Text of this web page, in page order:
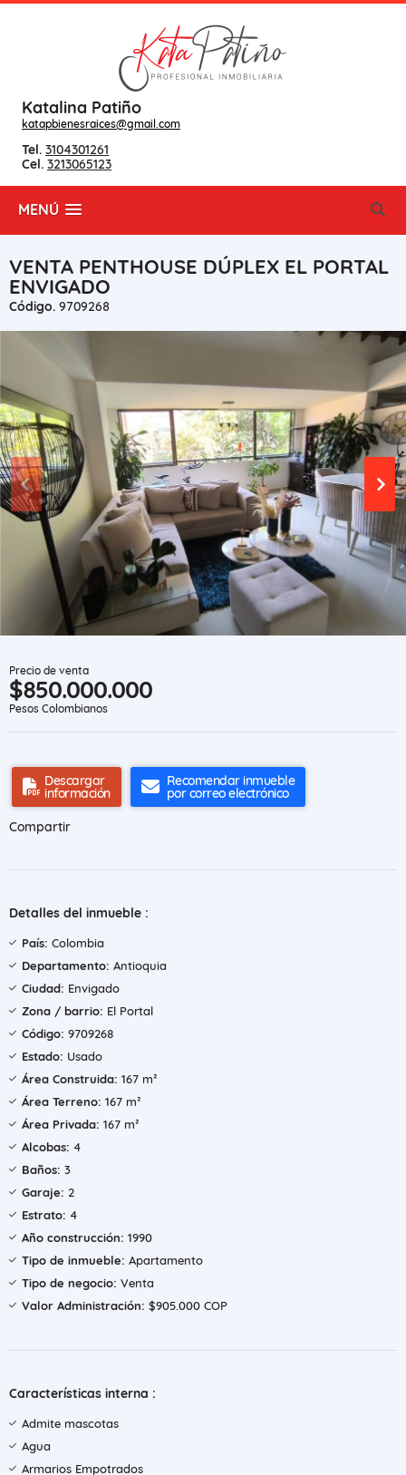
Katalina Patiño
katapbienesraices@gmail.com
Tel. 3104301261
Cel. 3213065123
MENÚ
VENTA PENTHOUSE DÚPLEX EL PORTAL
ENVIGADO
Código. 9709268
Precio de venta
$850.000.000
Pesos Colombianos
Descargar
información
Recomendar inmueble
por correo electrónico
Compartir
Detalles del inmueble :
País: Colombia
Departamento: Antioquia
Ciudad: Envigado
Zona / barrio: El Portal
Código: 9709268
Estado: Usado
Área Construida: 167 m²
Área Terreno: 167 m²
Área Privada: 167 m²
Alcobas: 4
Baños: 3
Garaje: 2
Estrato: 4
Año construcción: 1990
Tipo de inmueble: Apartamento
Tipo de negocio: Venta
Valor Administración: $905.000 COP
Características interna :
Admite mascotas
Agua
Armarios Empotrados